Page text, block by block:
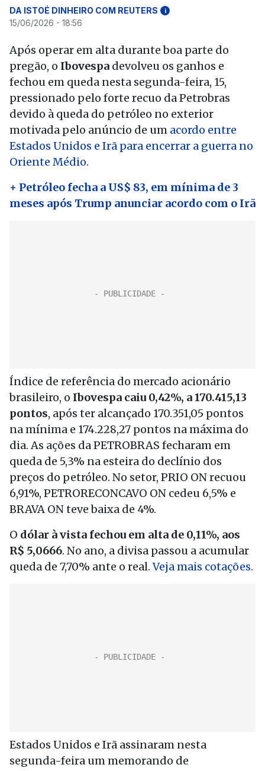
DA ISTOÉ DINHEIRO COM REUTERS i
15/06/2026 - 18:56
Após operar em alta durante boa parte do
pregão, o Ibovespa devolveu os ganhos e
fechou em queda nesta segunda-feira, 15,
pressionado pelo forte recuo da Petrobras
devido à queda do petróleo no exterior
motivada pelo anúncio de um acordo entre
Estados Unidos e Irã para encerrar a guerra no
Oriente Médio.
+ Petróleo fecha a US$ 83, em mínima de 3
meses após Trump anunciar acordo com o Irã
Índice de referência do mercado acionário
brasileiro, o Ibovespa caiu 0,42%, a 170.415,13
pontos, após ter alcançado 170.351,05 pontos
na mínima e 174.228,27 pontos na máxima do
dia. As ações da PETROBRAS fecharam em
queda de 5,3% na esteira do declínio dos
preços do petróleo. No setor, PRIO ON recuou
6,91%, PETRORECONCAVO ON cedeu 6,5% e
BRAVA ON teve baixa de 4%.
O dólar à vista fechou em alta de 0,11%, aos
R$ 5,0666. No ano, a divisa passou a acumular
queda de 7,70% ante o real.Veja mais cotações.
Estados Unidos e Irã assinaram nesta
segunda-feira um memorando de